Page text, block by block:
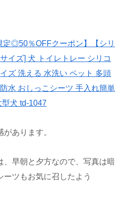
定◎50％OFFクーポン】【シリ
イズ] 犬 トイレトレー シリコ
ズ 洗える 水洗い ペット 多頭
水 おしっこシーツ 手入れ簡単
犬 td-1047
あります。
、早朝と夕方なので、写真は暗
ツもお気に召したよう